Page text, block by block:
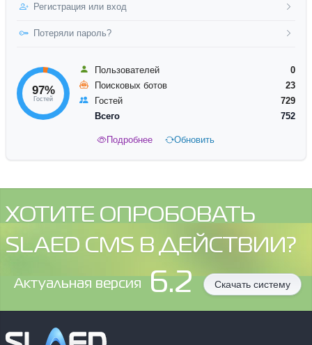
Регистрация или вход
Потеряли пароль?
97%
Гостей
Пользователей
0
Поисковых ботов
23
Гостей
729
Всего
752
Подробнее Обновить
ХОТИТЕ ОПРОБОВАТЬ
SLAED CMS В ДЕЙСТВИИ?
Aктуальная версия 6.2 Скачать систему